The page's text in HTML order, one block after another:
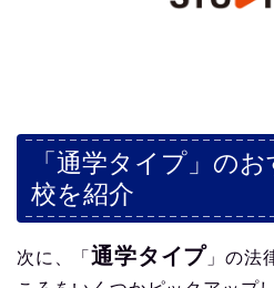
「通学タイプ」の
校を紹介
次に、「通学タイプ 」の法